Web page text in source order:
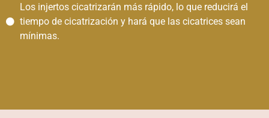
Los injertos cicatrizarán más rápido, lo que reducirá el
tiempo de cicatrización y hará que las cicatrices sean
mínimas.